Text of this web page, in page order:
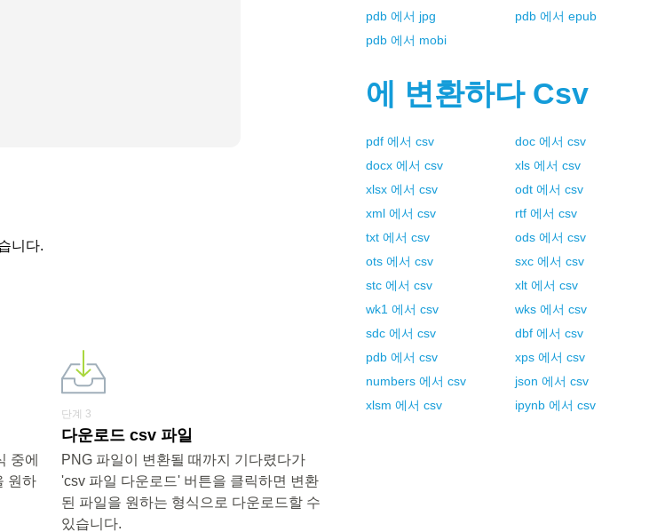
니다.
중에
원하
단계 3
다운로드 csv 파일
PNG 파일이 변환될 때까지 기다렸다가
'csv 파일 다운로드' 버튼을 클릭하면 변환
된 파일을 원하는 형식으로 다운로드할 수
있습니다.
pdb 에서 jpg pdb 에서 epub
pdb 에서 mobi
에 변환하다 Csv
pdf 에서 csv doc 에서 csv
docx 에서 csv xls 에서 csv
xlsx 에서 csv odt 에서 csv
xml 에서 csv rtf 에서 csv
txt 에서 csv ods 에서 csv
ots 에서 csv sxc 에서 csv
stc 에서 csv xlt 에서 csv
wk1 에서 csv wks 에서 csv
sdc 에서 csv dbf 에서 csv
pdb 에서 csv xps 에서 csv
numbers 에서 csv json 에서 csv
xlsm 에서 csv ipynb 에서 csv